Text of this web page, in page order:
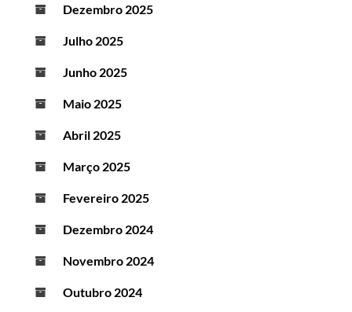
Dezembro 2025
Julho 2025
Junho 2025
Maio 2025
Abril 2025
Março 2025
Fevereiro 2025
Dezembro 2024
Novembro 2024
Outubro 2024